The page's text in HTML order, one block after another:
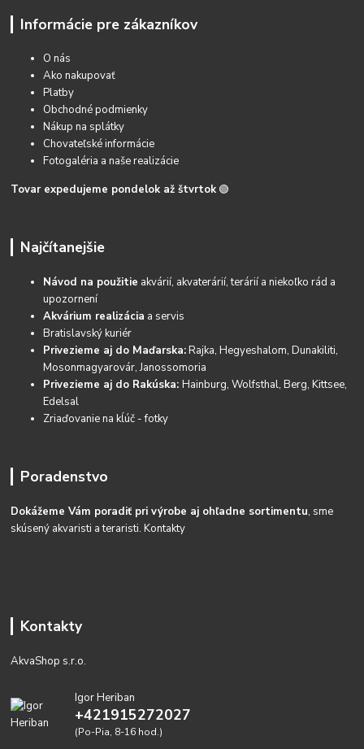
Informácie pre zákazníkov
O nás
Ako nakupovať
Platby
Obchodné podmienky
Nákup na splátky
Chovateľské informácie
Fotogaléria a naše realizácie
Tovar expedujeme pondelok až štvrtok 🟢
Najčítanejšie
Návod na použitie akvárií, akvaterárií, terárií a niekoľko rád a
upozornení
Akvárium realizácia a servis
Bratislavský kuriér
Privezieme aj do Maďarska:Rajka, Hegyeshalom, Dunakiliti,
Mosonmagyarovár, Janossomoria
Privezieme aj do Rakúska:Hainburg, Wolfsthal, Berg, Kittsee,
Edelsal
Zriaďovanie na kĺúč - fotky
Poradenstvo
Dokážeme Vám poradiť pri výrobe aj ohľadne sortimentu, sme
skúsený akvaristi a teraristi.Kontakty
Kontakty
AkvaShop s.r.o.
Igor Heriban
+421915272027
(Po-Pia, 8-16 hod.)